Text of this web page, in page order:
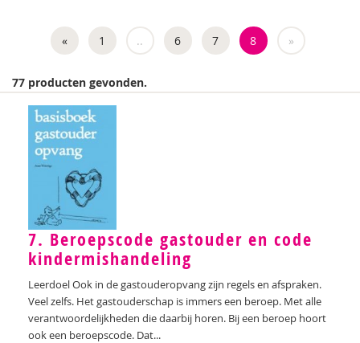
Jan De Mets
Karin Eeckhout
Belinda Fallaux
Christine Faure
Mirjam Gevers Deynoot-Schaub
Josette Hoex
Josette Hoex
Nicky Ingels
Juul Klarenbeek
Katrien van Laere
« 1 .. 6 7 8 »
77 producten gevonden.
7. Beroepscode gastouder en code
kindermishandeling
Leerdoel Ook in de gastouderopvang zijn regels en afspraken.
Veel zelfs. Het gastouderschap is immers een beroep. Met alle
verantwoordelijkheden die daarbij horen. Bij een beroep hoort
ook een beroepscode. Dat...